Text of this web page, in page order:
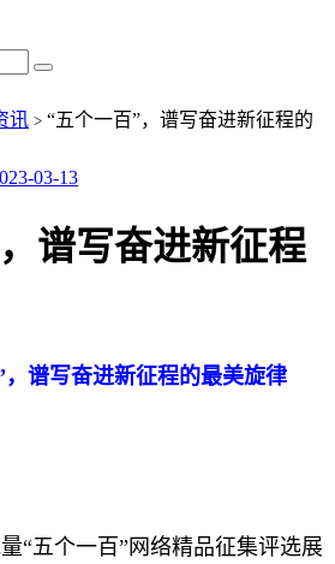
讯 > “五个一百”，谱写奋进新征程的
03-13
谱写奋进新征程
谱写奋进新征程的最美旋律
“五个一百”网络精品征集评选展